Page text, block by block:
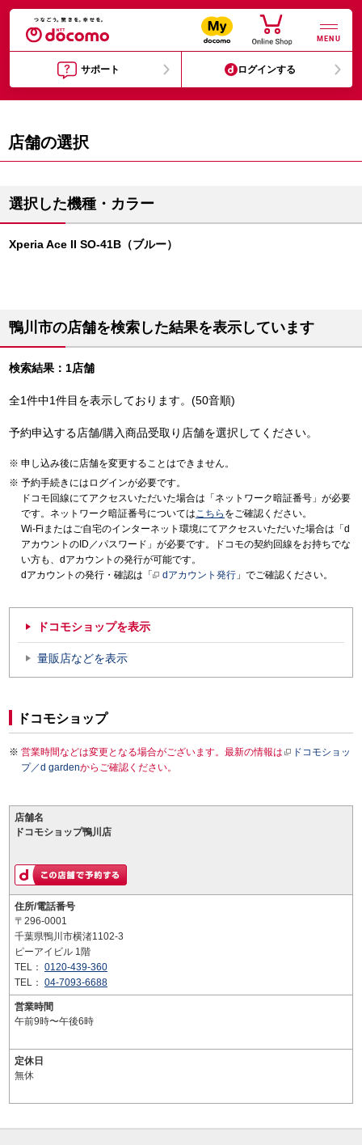
MENU
サポート ログインする
店舗の選択
選択した機種・カラー
Xperia Ace II SO-41B（ブルー）
鴨川市の店舗を検索した結果を表示しています
検索結果：1店舗
全1件中1件目を表示しております。(50音順)
予約申込する店舗/購入商品受取り店舗を選択してください。
申し込み後に店舗を変更することはできません。
予約手続きにはログインが必要です。
ドコモ回線にてアクセスいただいた場合は「ネットワーク暗証番号」が必要
です。ネットワーク暗証番号についてはこちら をご確認ください。
Wi-Fiまたはご自宅のインターネット環境にてアクセスいただいた場合は「d
アカウントのID／パスワード」が必要です。ドコモの契約回線をお持ちでな
い方も、dアカウントの発行が可能です。
dアカウントの発行・確認は「
dアカウント発行 」でご確認ください。
ドコモショップを表示
量販店などを表示
ドコモショップ
営業時間などは変更となる場合がございます。最新の情報は
ドコモショッ
プ／d gardenからご確認ください。
店舗名
ドコモショップ鴨川店
住所/電話番号
〒296-0001
千葉県鴨川市横渚1102-3
ピーアイビル 1階
TEL： 0120-439-360
TEL： 04-7093-6688
営業時間
午前9時〜午後6時
定休日
無休